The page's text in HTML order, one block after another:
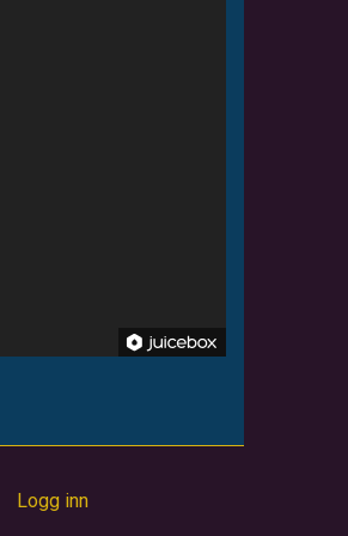
Logg inn